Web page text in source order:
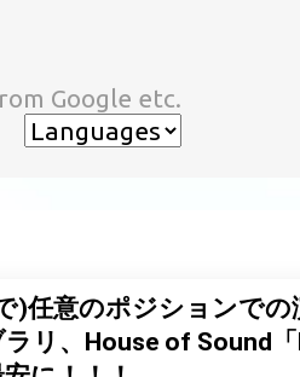
Google etc.
)任意のポジションでの
リ、House of Sound「